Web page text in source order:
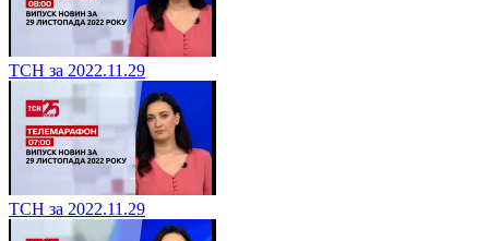
ТСН за 2022.11.29
ТСН за 2022.11.29